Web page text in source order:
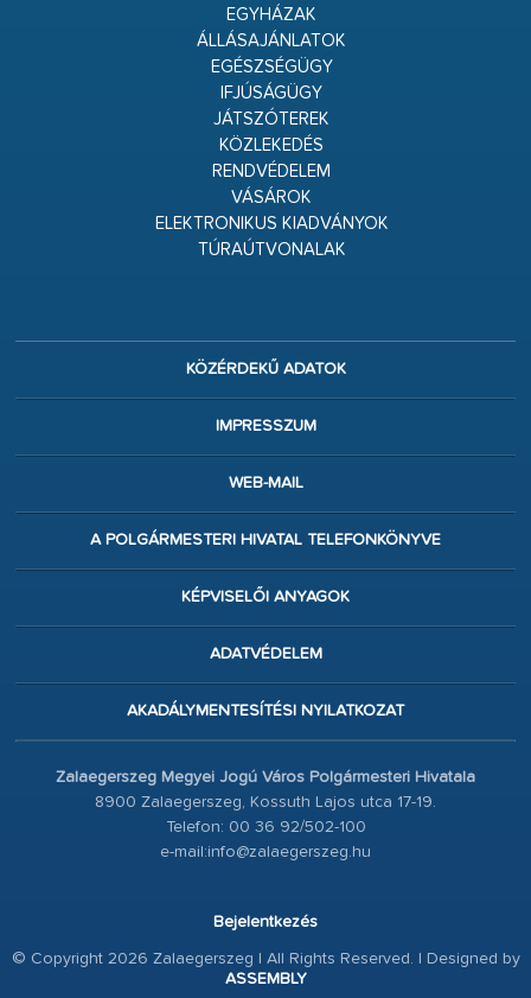
EGYHÁZAK
ÁLLÁSAJÁNLATOK
EGÉSZSÉGÜGY
IFJÚSÁGÜGY
JÁTSZÓTEREK
KÖZLEKEDÉS
RENDVÉDELEM
VÁSÁROK
ELEKTRONIKUS KIADVÁNYOK
TÚRAÚTVONALAK
KÖZÉRDEKŰ ADATOK
IMPRESSZUM
WEB-MAIL
A POLGÁRMESTERI HIVATAL TELEFONKÖNYVE
KÉPVISELŐI ANYAGOK
ADATVÉDELEM
AKADÁLYMENTESÍTÉSI NYILATKOZAT
Zalaegerszeg Megyei Jogú Város Polgármesteri Hivatala
8900 Zalaegerszeg, Kossuth Lajos utca 17-19.
Telefon: 00 36 92/502-100
e-mail:info@zalaegerszeg.hu
Bejelentkezés
© Copyright 2026 Zalaegerszeg | All Rights Reserved. | Designed by
ASSEMBLY